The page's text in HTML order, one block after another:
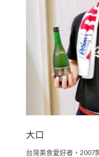
大口
台灣美食愛好者，2007